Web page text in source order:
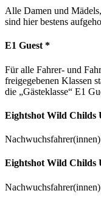
Alle Damen und
sind hier bestens
E1 Guest *
Für alle Fahrer- und
freigegebenen Klassen
die „Gästeklasse“ E1
Eightshot Wild Childs
Eightshot Wild Childs